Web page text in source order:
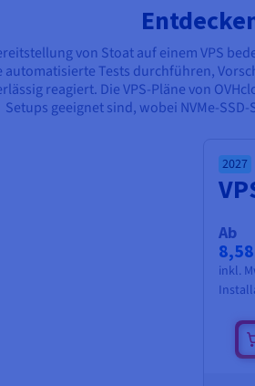
von Stoat auf einem VPS
automatisierte Tests durchführen,
reagiert. Die VPS-Pläne von
Setups geeignet sind, wobei NVMe-
2027
Ab
inkl.